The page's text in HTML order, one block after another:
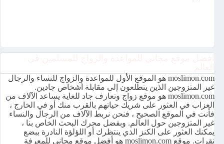
moslimon.com هو الموقع الأول للمواعدة والزواج للنساء والرجال
غير المتزوجين الذين يتطلعون إلى مقابلة أشخاص جادين.
moslimon.com هو موقع زواج وتعارف جاد للغاية يساعد الآلاف من
العزاب في العثور على شريك حياتهم بالقرب منك أو في الخارج ،
فأنت في الموقع الصحيح ، فنحن نربط الآلاف من الرجال والنساء
غير المتزوجين حول العالم. وبفضل محرك البحث الخاص بنا ،
يمكنك العثور على الكنز الذي ينتظرك أو اللؤلؤة النادرة ببضع
نقرات. موقع moslimon.com هو أفضل موقع مجاني للمعرفة